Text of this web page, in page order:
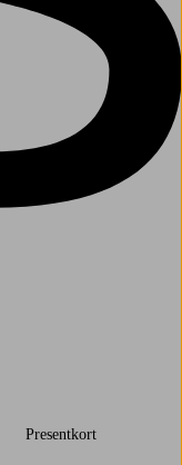
Presentkort